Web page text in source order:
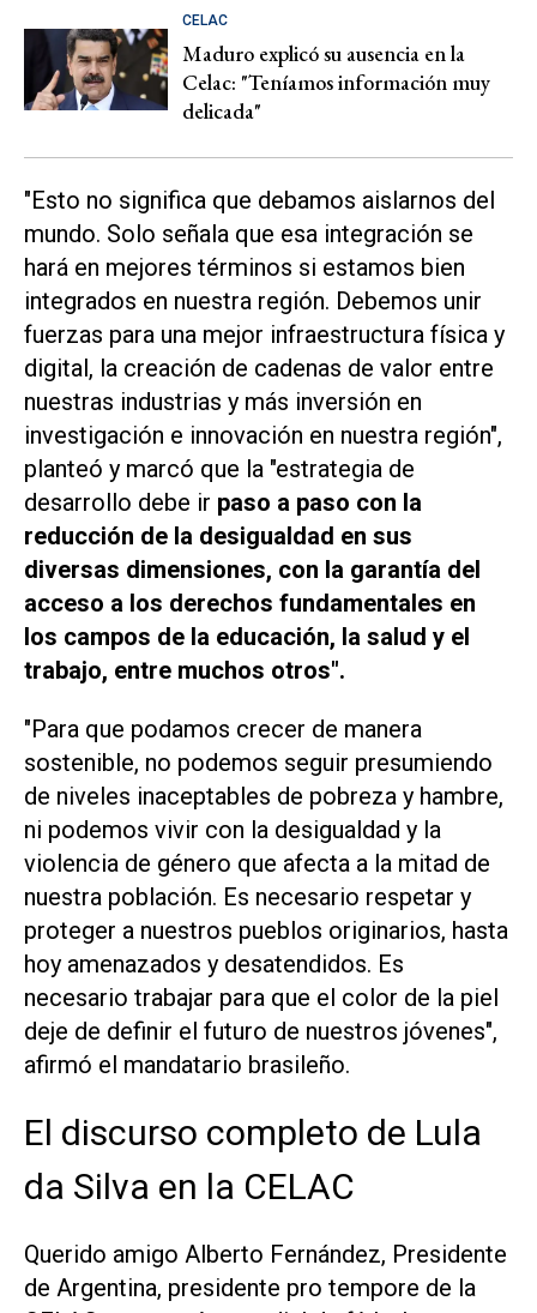
CELAC
Maduro explicó su ausencia en la
Celac: "Teníamos información muy
delicada"
"Esto no significa que debamos aislarnos del
mundo. Solo señala que esa integración se
hará en mejores términos si estamos bien
integrados en nuestra región. Debemos unir
fuerzas para una mejor infraestructura física y
digital, la creación de cadenas de valor entre
nuestras industrias y más inversión en
investigación e innovación en nuestra región",
planteó y marcó que la "estrategia de
desarrollo debe ir paso a paso con la
reducción de la desigualdad en sus
diversas dimensiones, con la garantía del
acceso a los derechos fundamentales en
los campos de la educación, la salud y el
trabajo, entre muchos otros".
"Para que podamos crecer de manera
sostenible, no podemos seguir presumiendo
de niveles inaceptables de pobreza y hambre,
ni podemos vivir con la desigualdad y la
violencia de género que afecta a la mitad de
nuestra población. Es necesario respetar y
proteger a nuestros pueblos originarios, hasta
hoy amenazados y desatendidos. Es
necesario trabajar para que el color de la piel
deje de definir el futuro de nuestros jóvenes",
afirmó el mandatario brasileño.
El discurso completo de Lula
da Silva en la CELAC
Querido amigo Alberto Fernández, Presidente
de Argentina, presidente pro tempore de la